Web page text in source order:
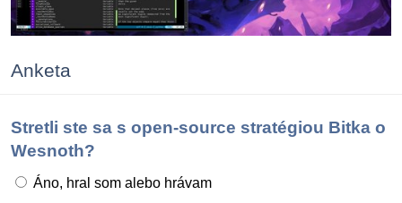
Anketa
Stretli ste sa s open-source stratégiou Bitka o
Wesnoth?
Áno, hral som alebo hrávam